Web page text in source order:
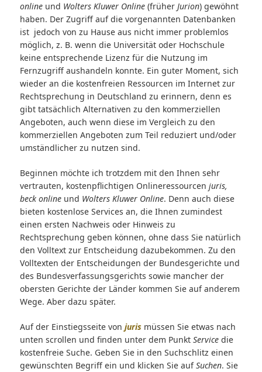
onlineund Wolters Kluwer Online(früher Jurion) gewöhnt
haben. Der Zugriff auf die vorgenannten Datenbanken
ist jedoch von zu Hause aus nicht immer problemlos
möglich, z. B. wenn die Universität oder Hochschule
keine entsprechende Lizenz für die Nutzung im
Fernzugriff aushandeln konnte. Ein guter Moment, sich
wieder an die kostenfreien Ressourcen im Internet zur
Rechtsprechung in Deutschland zu erinnern, denn es
gibt tatsächlich Alternativen zu den kommerziellen
Angeboten, auch wenn diese im Vergleich zu den
kommerziellen Angeboten zum Teil reduziert und/oder
umständlicher zu nutzen sind.
Beginnen möchte ich trotzdem mit den Ihnen sehr
vertrauten, kostenpflichtigen Onlineressourcen juris,
beck onlineund Wolters Kluwer Online. Denn auch diese
bieten kostenlose Services an, die Ihnen zumindest
einen ersten Nachweis oder Hinweis zu
Rechtsprechung geben können, ohne dass Sie natürlich
den Volltext zur Entscheidung dazubekommen. Zu den
Volltexten der Entscheidungen der Bundesgerichte und
des Bundesverfassungsgerichts sowie mancher der
obersten Gerichte der Länder kommen Sie auf anderem
Wege. Aber dazu später.
Auf der Einstiegsseite von jurismüssen Sie etwas nach
unten scrollen und finden unter dem Punkt Servicedie
kostenfreie Suche. Geben Sie in den Suchschlitz einen
gewünschten Begriff ein und klicken Sie aufSuchen. Sie